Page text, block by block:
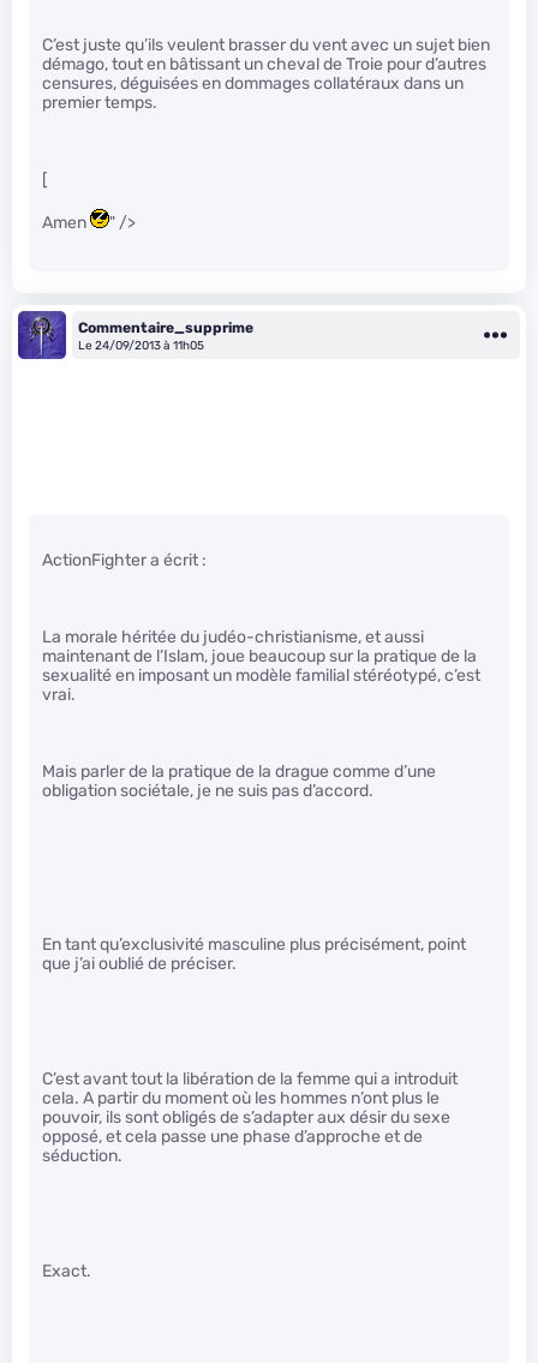
C’est juste qu’ils veulent brasser du vent avec un sujet bien
démago, tout en bâtissant un cheval de Troie pour d’autres
censures, déguisées en dommages collatéraux dans un
premier temps.
[
Amen " />
Commentaire_supprime
Le 24/09/2013 à 11h05
ActionFighter a écrit :
La morale héritée du judéo-christianisme, et aussi
maintenant de l’Islam, joue beaucoup sur la pratique de la
sexualité en imposant un modèle familial stéréotypé, c’est
vrai.
Mais parler de la pratique de la drague comme d’une
obligation sociétale, je ne suis pas d’accord.
En tant qu’exclusivité masculine plus précisément, point
que j’ai oublié de préciser.
C’est avant tout la libération de la femme qui a introduit
cela. A partir du moment où les hommes n’ont plus le
pouvoir, ils sont obligés de s’adapter aux désir du sexe
opposé, et cela passe une phase d’approche et de
séduction.
Exact.